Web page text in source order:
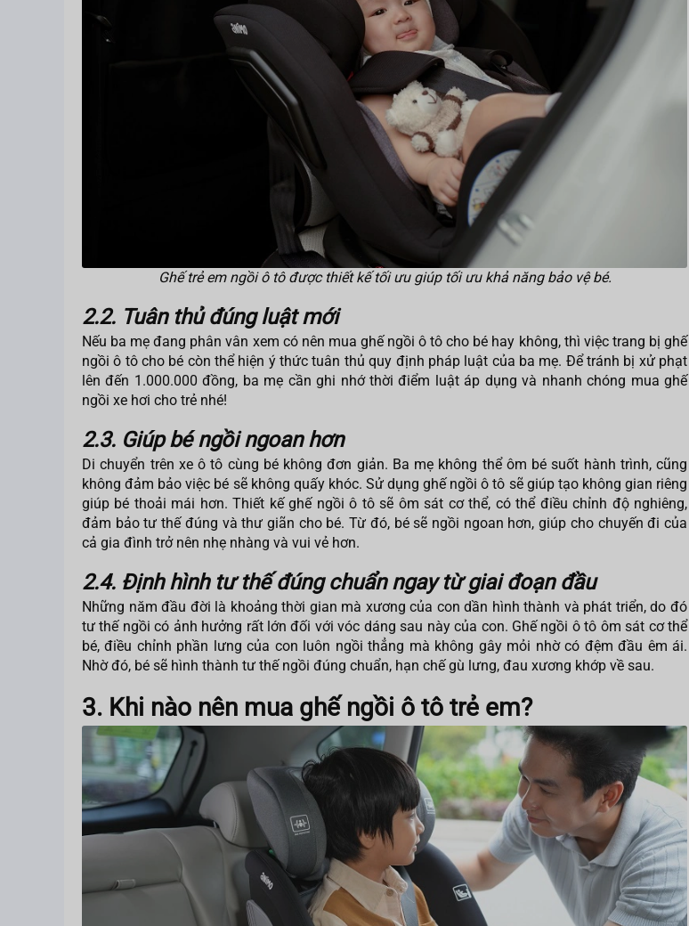
Ghế trẻ em ngồi ô tô được thiết kế tối ưu giúp tối ưu khả năng bảo vệ bé.
2.2. Tuân thủ đúng luật mới
Nếu ba mẹ đang phân vân xem có nên mua ghế ngồi ô tô cho bé hay không, thì việc trang bị ghế
ngồi ô tô cho bé còn thể hiện ý thức tuân thủ quy định pháp luật của ba mẹ. Để tránh bị xử phạt
lên đến 1.000.000 đồng, ba mẹ cần ghi nhớ thời điểm luật áp dụng và nhanh chóng mua ghế
ngồi xe hơi cho trẻ nhé!
2.3. Giúp bé ngồi ngoan hơn
Di chuyển trên xe ô tô cùng bé không đơn giản. Ba mẹ không thể ôm bé suốt hành trình, cũng
không đảm bảo việc bé sẽ không quấy khóc. Sử dụng ghế ngồi ô tô sẽ giúp tạo không gian riêng
giúp bé thoải mái hơn. Thiết kế ghế ngồi ô tô sẽ ôm sát cơ thể, có thể điều chỉnh độ nghiêng,
đảm bảo tư thế đúng và thư giãn cho bé. Từ đó, bé sẽ ngồi ngoan hơn, giúp cho chuyến đi của
cả gia đình trở nên nhẹ nhàng và vui vẻ hơn.
2.4. Định hình tư thế đúng chuẩn ngay từ giai đoạn đầu
Những năm đầu đời là khoảng thời gian mà xương của con dần hình thành và phát triển, do đó
tư thế ngồi có ảnh hưởng rất lớn đối với vóc dáng sau này của con. Ghế ngồi ô tô ôm sát cơ thể
bé, điều chỉnh phần lưng của con luôn ngồi thẳng mà không gây mỏi nhờ có đệm đầu êm ái.
Nhờ đó, bé sẽ hình thành tư thế ngồi đúng chuẩn, hạn chế gù lưng, đau xương khớp về sau.
3. Khi nào nên mua ghế ngồi ô tô trẻ em?